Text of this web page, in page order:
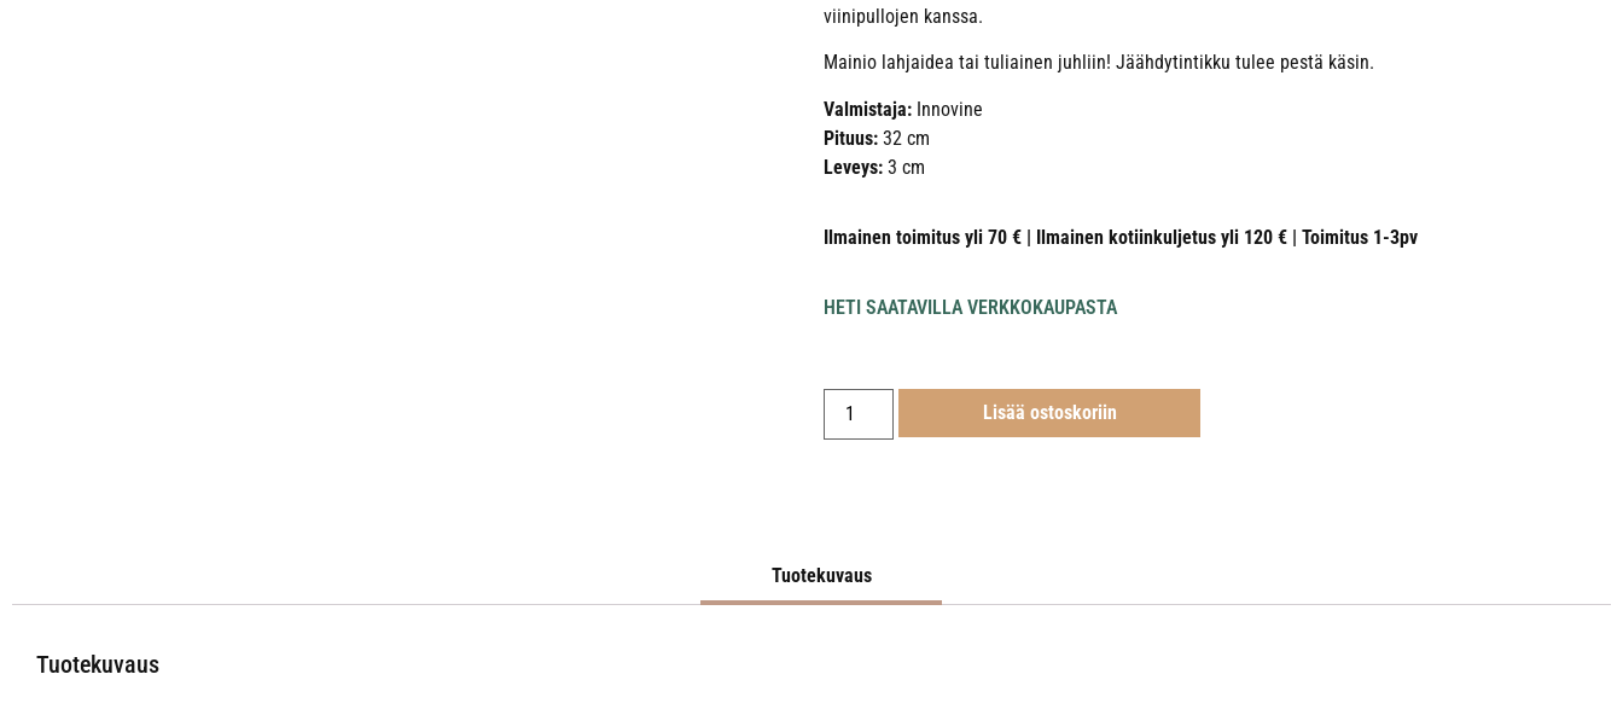
viinipullojen kanssa.
Mainio lahjaidea tai tuliainen juhliin! Jäähdytintikku tulee pestä käsin.
Valmistaja: Innovine
Pituus: 32 cm
Leveys: 3 cm
Ilmainen toimitus yli 70 € | Ilmainen kotiinkuljetus yli 120 € | Toimitus 1-3pv
HETI SAATAVILLA VERKKOKAUPASTA
Lisää ostoskoriin
Tuotekuvaus
Tuotekuvaus